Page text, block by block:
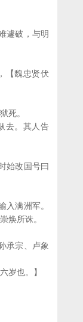
遽破，与明
【魏忠贤伏
死。
去。其人告
始改国号曰
满洲军。
焕所诛。
承宗、卢象
岁也。】